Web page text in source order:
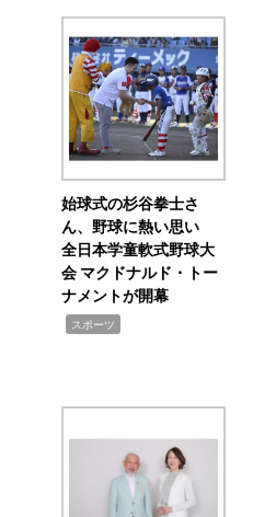
始球式の杉谷拳士さ
ん、野球に熱い思い
全日本学童軟式野球大
会 マクドナルド・トー
ナメントが開幕
スポーツ